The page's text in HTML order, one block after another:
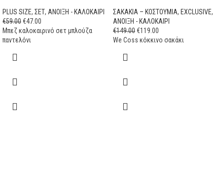
PLUS SIZE, ΣΕΤ, ΑΝΟΙΞΗ - ΚΑΛΟΚΑΙΡΙ
€59.00€47.00
Μπεζ καλοκαιρινό σετ μπλούζα
παντελόνι
ΣΑΚΑΚΙΑ – ΚΟΣΤΟΥΜΙΑ, EXCLUSIVE,
ΑΝΟΙΞΗ - ΚΑΛΟΚΑΙΡΙ
€149.00€119.00
We Coss κόκκινο σακάκι